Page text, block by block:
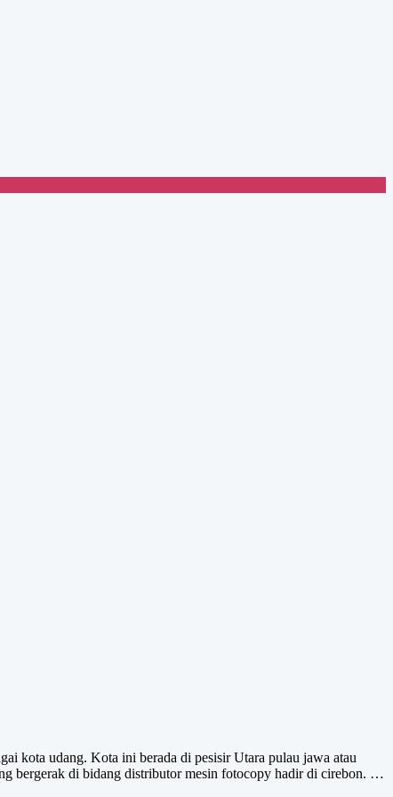
kota udang. Kota ini berada di pesisir Utara pulau jawa atau
bergerak di bidang distributor mesin fotocopy hadir di cirebon. …